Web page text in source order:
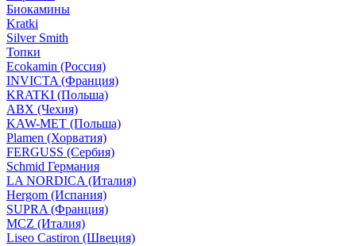
Биокамины
Kratki
Silver Smith
Топки
Ecokamin (Россия)
INVICTA (Франция)
KRATKI (Польша)
ABX (Чехия)
KAW-MET (Польша)
Plamen (Хорватия)
FERGUSS (Сербия)
Schmid Германия
LA NORDICA (Италия)
Hergom (Испания)
SUPRA (Франция)
MCZ (Италия)
Liseo Castiron (Швеция)